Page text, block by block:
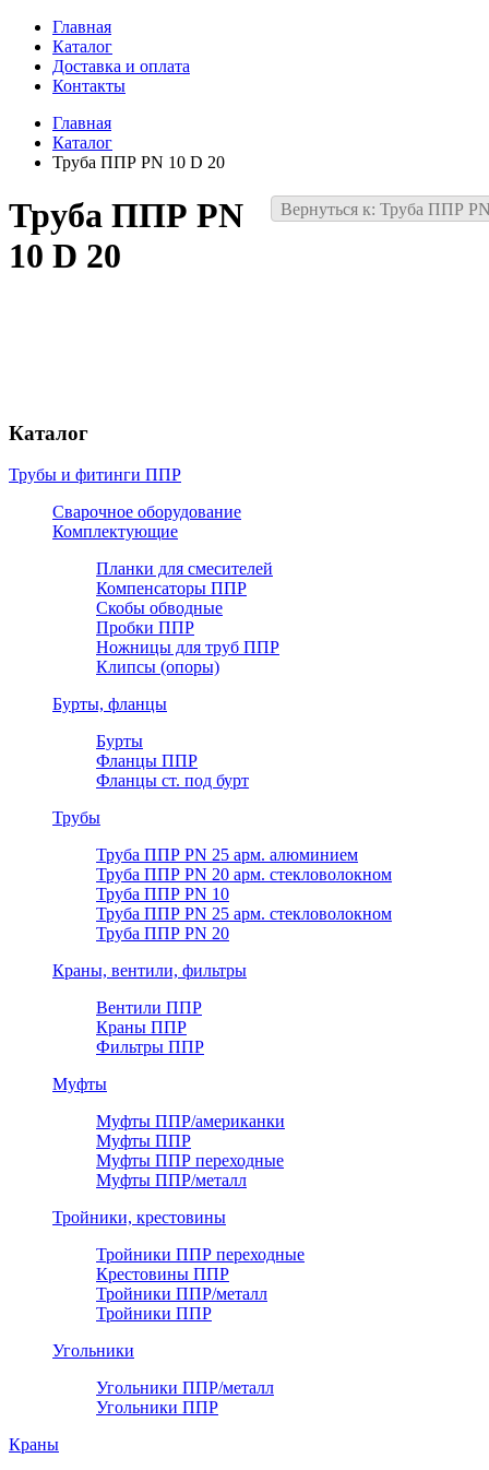
Главная
Каталог
Доставка и оплата
Контакты
Главная
Каталог
Труба ППР PN 10 D 20
Вернуться к: Труба ППР
Труба ППР PN
10 D 20
Каталог
Трубы и фитинги ППР
Сварочное оборудование
Комплектующие
Планки для смесителей
Компенсаторы ППР
Скобы обводные
Пробки ППР
Ножницы для труб ППР
Клипсы (опоры)
Бурты, фланцы
Бурты
Фланцы ППР
Фланцы ст. под бурт
Трубы
Труба ППР PN 25 арм. алюминием
Труба ППР PN 20 арм. стекловолокном
Труба ППР PN 10
Труба ППР PN 25 арм. стекловолокном
Труба ППР PN 20
Краны, вентили, фильтры
Вентили ППР
Краны ППР
Фильтры ППР
Муфты
Муфты ППР/американки
Муфты ППР
Муфты ППР переходные
Муфты ППР/металл
Тройники, крестовины
Тройники ППР переходные
Крестовины ППР
Тройники ППР/металл
Тройники ППР
Угольники
Угольники ППР/металл
Угольники ППР
Краны